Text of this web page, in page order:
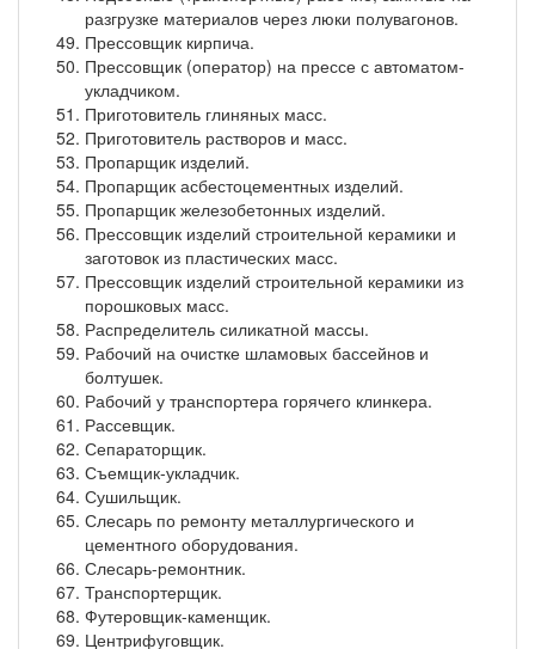
разгрузке материалов через люки полувагонов.
Прессовщик кирпича.
Прессовщик (оператор) на прессе с автоматом-
укладчиком.
Приготовитель глиняных масс.
Приготовитель растворов и масс.
Пропарщик изделий.
Пропарщик асбестоцементных изделий.
Пропарщик железобетонных изделий.
Прессовщик изделий строительной керамики и
заготовок из пластических масс.
Прессовщик изделий строительной керамики из
порошковых масс.
Распределитель силикатной массы.
Рабочий на очистке шламовых бассейнов и
болтушек.
Рабочий у транспортера горячего клинкера.
Рассевщик.
Сепараторщик.
Съемщик-укладчик.
Сушильщик.
Слесарь по ремонту металлургического и
цементного оборудования.
Слесарь-ремонтник.
Транспортерщик.
Футеровщик-каменщик.
Центрифуговщик.